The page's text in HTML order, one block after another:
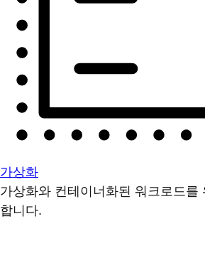
가상화
가상화와 컨테이너화된 워크로드를
합니다.